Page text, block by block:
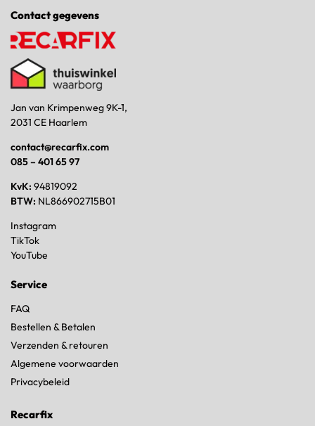
Contact gegevens
Jan van Krimpenweg 9K-1,
2031 CE Haarlem
contact@recarfix.com
085 – 401 65 97
KvK: 94819092
BTW: NL866902715B01
Instagram
TikTok
YouTube
Service
FAQ
Bestellen & Betalen
Verzenden & retouren
Algemene voorwaarden
Privacybeleid
Recarfix